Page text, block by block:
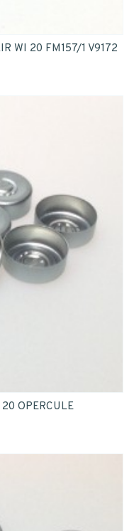
WI 20 FM157/1 V9172
OPERCULE